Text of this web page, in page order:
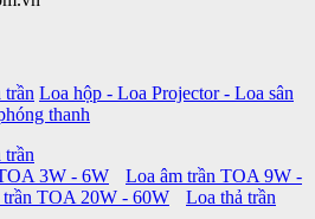
trần Loa hộp - Loa Projector - Loa sân
thanh
trần
3W - 6W
Loa âm trần TOA 9W -
trần TOA 20W - 60W
Loa thả trần